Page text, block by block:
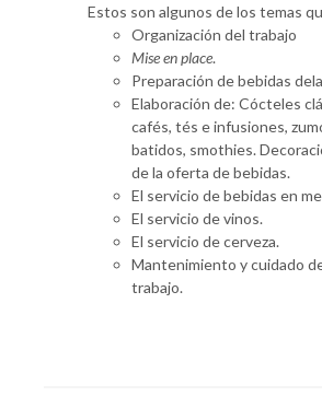
Estos son algunos de los temas
Organización del trabajo
Mise en place.
Preparación de bebidas
Elaboración de: Cócteles
cafés, tés e infusiones,
batidos, smothies.
de la oferta de bebidas.
El servicio de bebidas en
El servicio de vinos.
El servicio de cerveza.
Mantenimiento y cuidado
trabajo.